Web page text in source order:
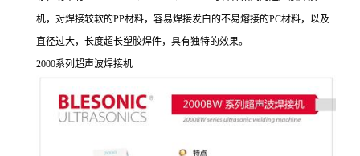
机，对焊接较软的PP材料，容易焊接发白的不易熔接的PC材料，以及
直径过大，长度超长塑胶焊件，具有独特的效果。
2000系列超声波焊接机